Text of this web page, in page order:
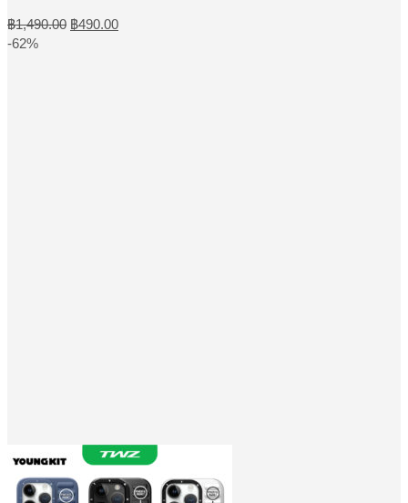
be
chosen
on
฿1,490.00 Original
price
฿490.00Current
price
-62%